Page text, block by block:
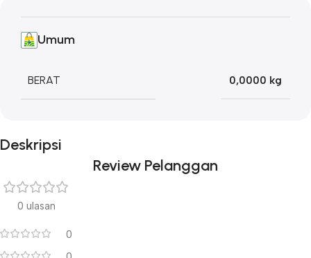
Umum
BERAT 0,0000 kg
Deskripsi
Review Pelanggan
0 ulasan
0